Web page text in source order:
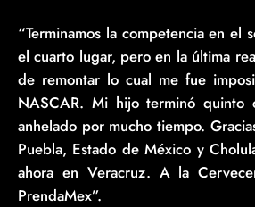
“Terminamos la competencia en
el cuarto lugar, pero en la última
de remontar lo cual me fue
NASCAR. Mi hijo terminó quinto
anhelado por mucho tiempo.
Puebla, Estado de México y
ahora en Veracruz. A la
PrendaMex”.